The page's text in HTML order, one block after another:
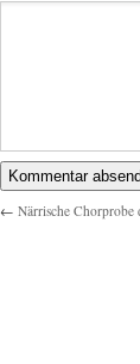
← Närrische Chorprobe